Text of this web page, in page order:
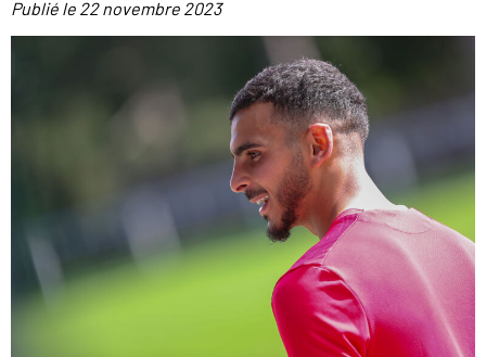
Publié le 22 novembre 2023